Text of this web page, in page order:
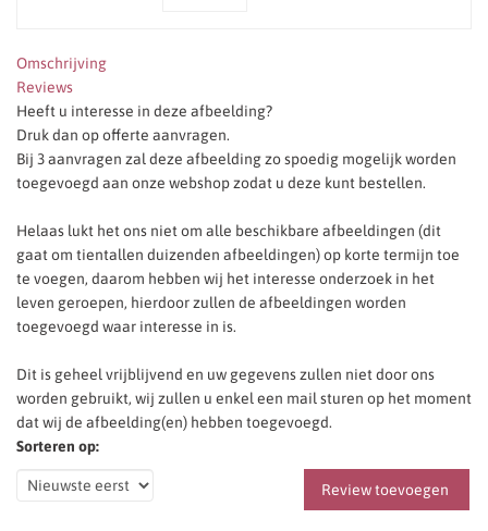
Omschrijving
Reviews
Heeft u interesse in deze afbeelding?
Druk dan op offerte aanvragen.
Bij 3 aanvragen zal deze afbeelding zo spoedig mogelijk worden
toegevoegd aan onze webshop zodat u deze kunt bestellen.
Helaas lukt het ons niet om alle beschikbare afbeeldingen (dit
gaat om tientallen duizenden afbeeldingen) op korte termijn toe
te voegen, daarom hebben wij het interesse onderzoek in het
leven geroepen, hierdoor zullen de afbeeldingen worden
toegevoegd waar interesse in is.
Dit is geheel vrijblijvend en uw gegevens zullen niet door ons
worden gebruikt, wij zullen u enkel een mail sturen op het moment
dat wij de afbeelding(en) hebben toegevoegd.
Sorteren op:
Review toevoegen